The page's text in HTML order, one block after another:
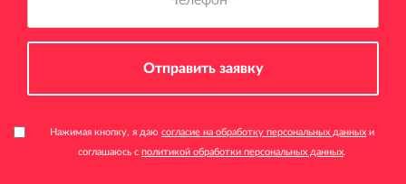
Отправить заявку
Нажимая кнопку, я даю согласие на обработку персональных данных и
соглашаюсь с политикой обработки персональных данных.